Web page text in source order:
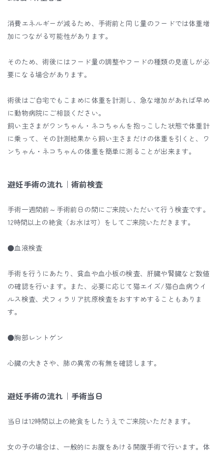
消費エネルギーが減るため、手術前と同じ量のフードでは体重増
加につながる可能性があります。
そのため、術後にはフード量の調整やフードの種類の見直しが必
要になる場合があります。
術後はご自宅でもこまめに体重を計測し、急な増加があれば早め
に動物病院にご相談ください。
飼い主さまがワンちゃん・ネコちゃんを抱っこした状態で体重計
に乗って、その計測結果から飼い主さまだけの体重を引くと、ワ
ンちゃん・ネコちゃんの体重を簡単に測ることが出来ます。
避妊手術の流れ｜術前検査
手術一週間前～手術前日の間にご来院いただいて行う検査です。
12時間以上の絶食（お水は可）をしてご来院いただきます。
●血液検査
手術を行うにあたり、貧血や血小板の検査、肝臓や腎臓など数値
の確認を行います。また、必要に応じて猫エイズ/猫白血病ウイ
ルス検査、犬フィラリア抗原検査をおすすめすることもありま
す。
●胸部レントゲン
心臓の大きさや、肺の異常の有無を確認します。
避妊手術の流れ｜手術当日
当日は12時間以上の絶食をしたうえでご来院いただきます。
女の子の場合は、一般的にお腹をあける開腹手術で行います。体